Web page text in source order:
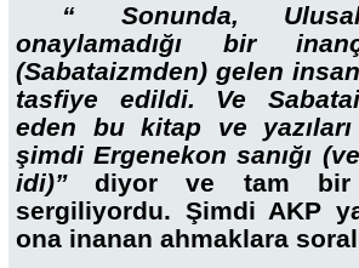
“ Sonunda,
onaylamadığı bir
(Sabataizmden) gelen
tasfiye edildi. Ve
eden bu kitap ve yazıları
şimdi Ergenekon sanığı
idi)”
diyor ve tam bir
sergiliyordu. Şimdi AKP
ona inanan ahmaklara